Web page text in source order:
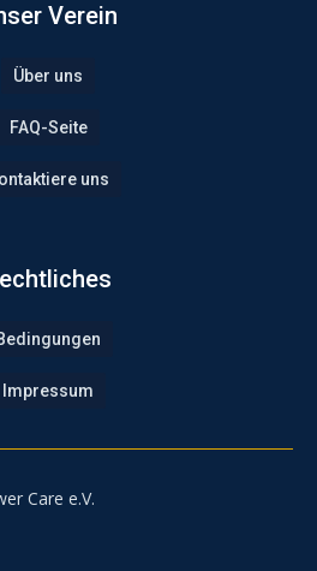
Verein
Über uns
FAQ-Seite
uns
Impressum
Care e.V.